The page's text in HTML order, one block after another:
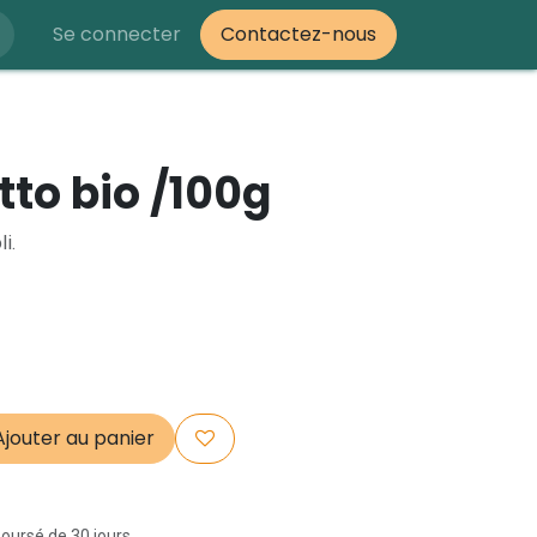
Se connecter Contactez-nous
bio /100g
au panier